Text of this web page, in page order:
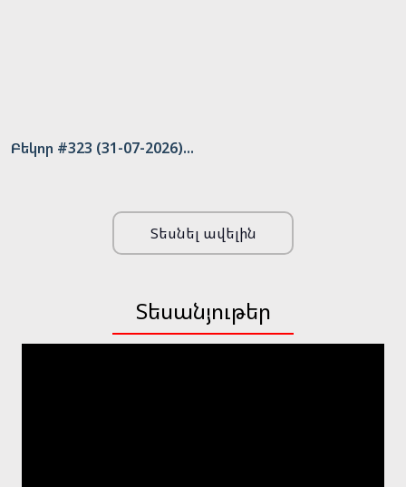
Բեկոր #323 (31-07-2026)...
Տեսնել ավելին
Տեսանյութեր